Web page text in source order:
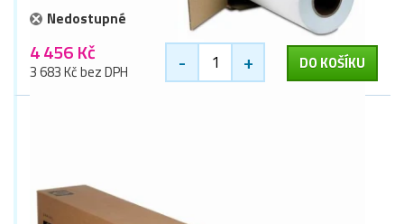
Nedostupné
4 456 Kč
3 683 Kč bez DPH - + DO KOŠÍKU